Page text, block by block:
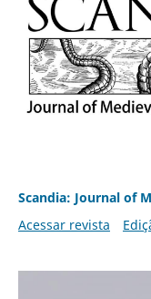
Scandia: Journal of
Acessar revista